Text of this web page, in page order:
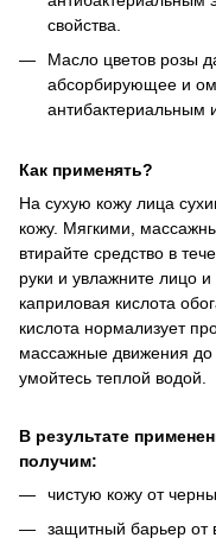
свойства.
Масло цветов розы
абсорбирующее и
Как применять?
На сухую кожу лица
кожу. Мягкими,
втирайте средство в
руки и увлажните лицо и
каприловая кислота
кислота нормализует
массажные движения
умойтесь теплой водой.
В результате
получим:
чистую кожу от
защитный барьер